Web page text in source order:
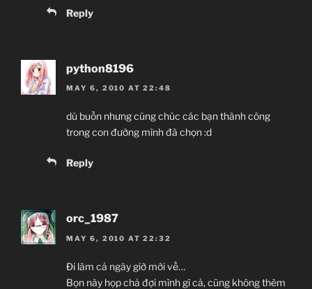
Reply
python8196
MAY 6, 2010 AT 22:48
dù buồn nhưng cũng chúc các bạn thành công
trong con đường mình đã chọn :d
Reply
orc_1987
MAY 6, 2010 AT 22:32
Đi làm cả ngày giờ mới về…
Bọn này họp chả đợi mình gì cả, cũng không thèm